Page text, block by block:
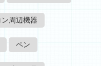
周辺機器
ペン